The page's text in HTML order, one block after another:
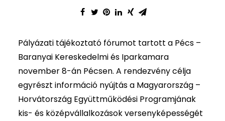
Pályázati tájékoztató fórumot tartott a Pécs –
Baranyai Kereskedelmi és Iparkamara
november 8-án Pécsen. A rendezvény célja
egyrészt információ nyújtás a Magyarország –
Horvátország Együttműködési Programjának
kis- és középvállalkozások versenyképességét